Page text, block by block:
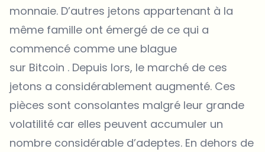
monnaie. D’autres jetons appartenant à la
même famille ont émergé de ce qui a
commencé comme une blague
sur Bitcoin . Depuis lors, le marché de ces
jetons a considérablement augmenté. Ces
pièces sont consolantes malgré leur grande
volatilité car elles peuvent accumuler un
nombre considérable d’adeptes. En dehors de